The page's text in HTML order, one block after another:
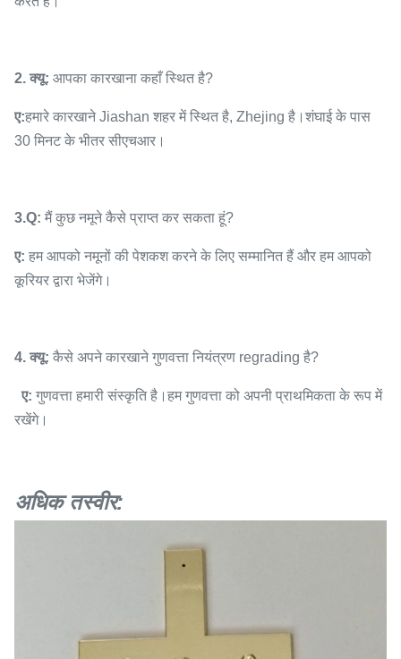
2. क्यू: आपका कारखाना कहाँ स्थित है?
ए:हमारे कारखाने Jiashan शहर में स्थित है, Zhejing है।शंघाई के पास
30 मिनट के भीतर सीएचआर।
3.Q: मैं कुछ नमूने कैसे प्राप्त कर सकता हूं?
ए: हम आपको नमूनों की पेशकश करने के लिए सम्मानित हैं और हम आपको
कूरियर द्वारा भेजेंगे।
4. क्यू: कैसे अपने कारखाने गुणवत्ता नियंत्रण regrading है?
ए: गुणवत्ता हमारी संस्कृति है।हम गुणवत्ता को अपनी प्राथमिकता के रूप में
रखेंगे।
अधिक तस्वीर: